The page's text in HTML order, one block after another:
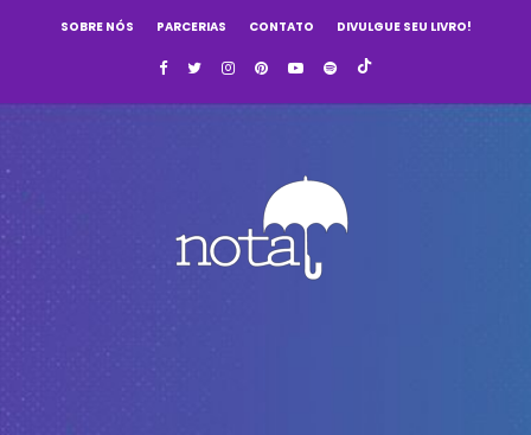
SOBRE NÓS PARCERIAS CONTATO DIVULGUE SEU LIVRO!